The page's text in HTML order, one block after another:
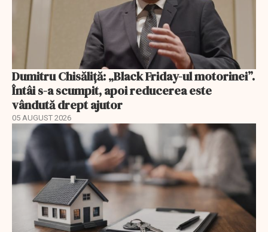
Dumitru Chisăliță: „Black Friday-ul motorinei”.
Întâi s-a scumpit, apoi reducerea este
vândută drept ajutor
05 AUGUST 2026